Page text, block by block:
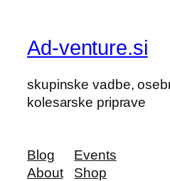
Ad-venture.si
skupinske vadbe,
kolesarske priprave
Blog
About
Events
Shop